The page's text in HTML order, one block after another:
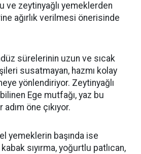
ve zeytinyağlı yemeklerden
ağırlık verilmesi önerisinde
sürelerinin uzun ve sıcak
susatmayan, hazmı kolay
yönlendiriyor. Zeytinyağlı
Ege mutfağı, yaz bu
öne çıkıyor.
yemeklerin başında ise
sıyırma, yoğurtlu patlıcan,